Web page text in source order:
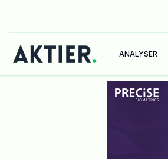
ANALYSER